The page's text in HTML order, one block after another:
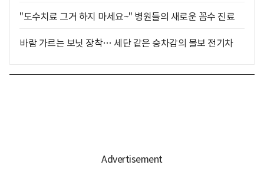
"도수치료 그거 하지 마세요~" 병원들의 새로운 꼼수 진료
바람 가르는 보닛 장착… 세단 같은 승차감의 볼보 전기차